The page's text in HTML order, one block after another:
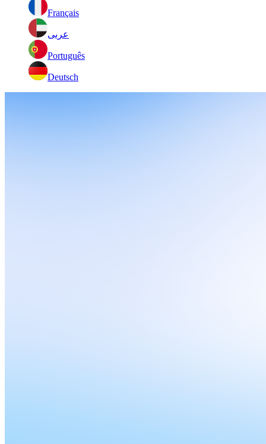
Français
عربى
Português
Deutsch